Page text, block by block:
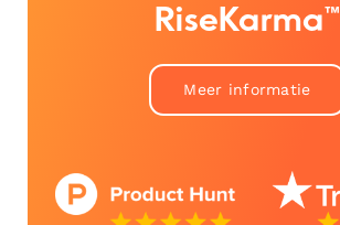
RiseKarma™
Meer informatie